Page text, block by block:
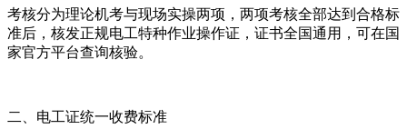
考核分为理论机考与现场实操两项，两项考核全部达到合格标
准后，核发正规电工特种作业操作证，证书全国通用，可在国
家官方平台查询核验。
二、电工证统一收费标准